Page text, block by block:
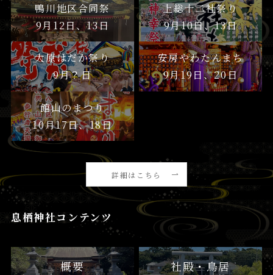
鴨川地区合同祭
9月12日、13日
上総十二社祭り
9月10日、13日
大原はだか祭り
9月？日
安房やわたんまち
9月19日、20日
館山のまつり
10月17日、18日
詳細はこちら
息栖神社コンテンツ
概要 社殿・鳥居